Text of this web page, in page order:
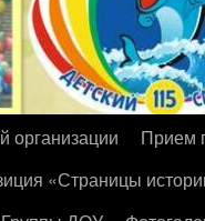
организации
Прием
«Страницы